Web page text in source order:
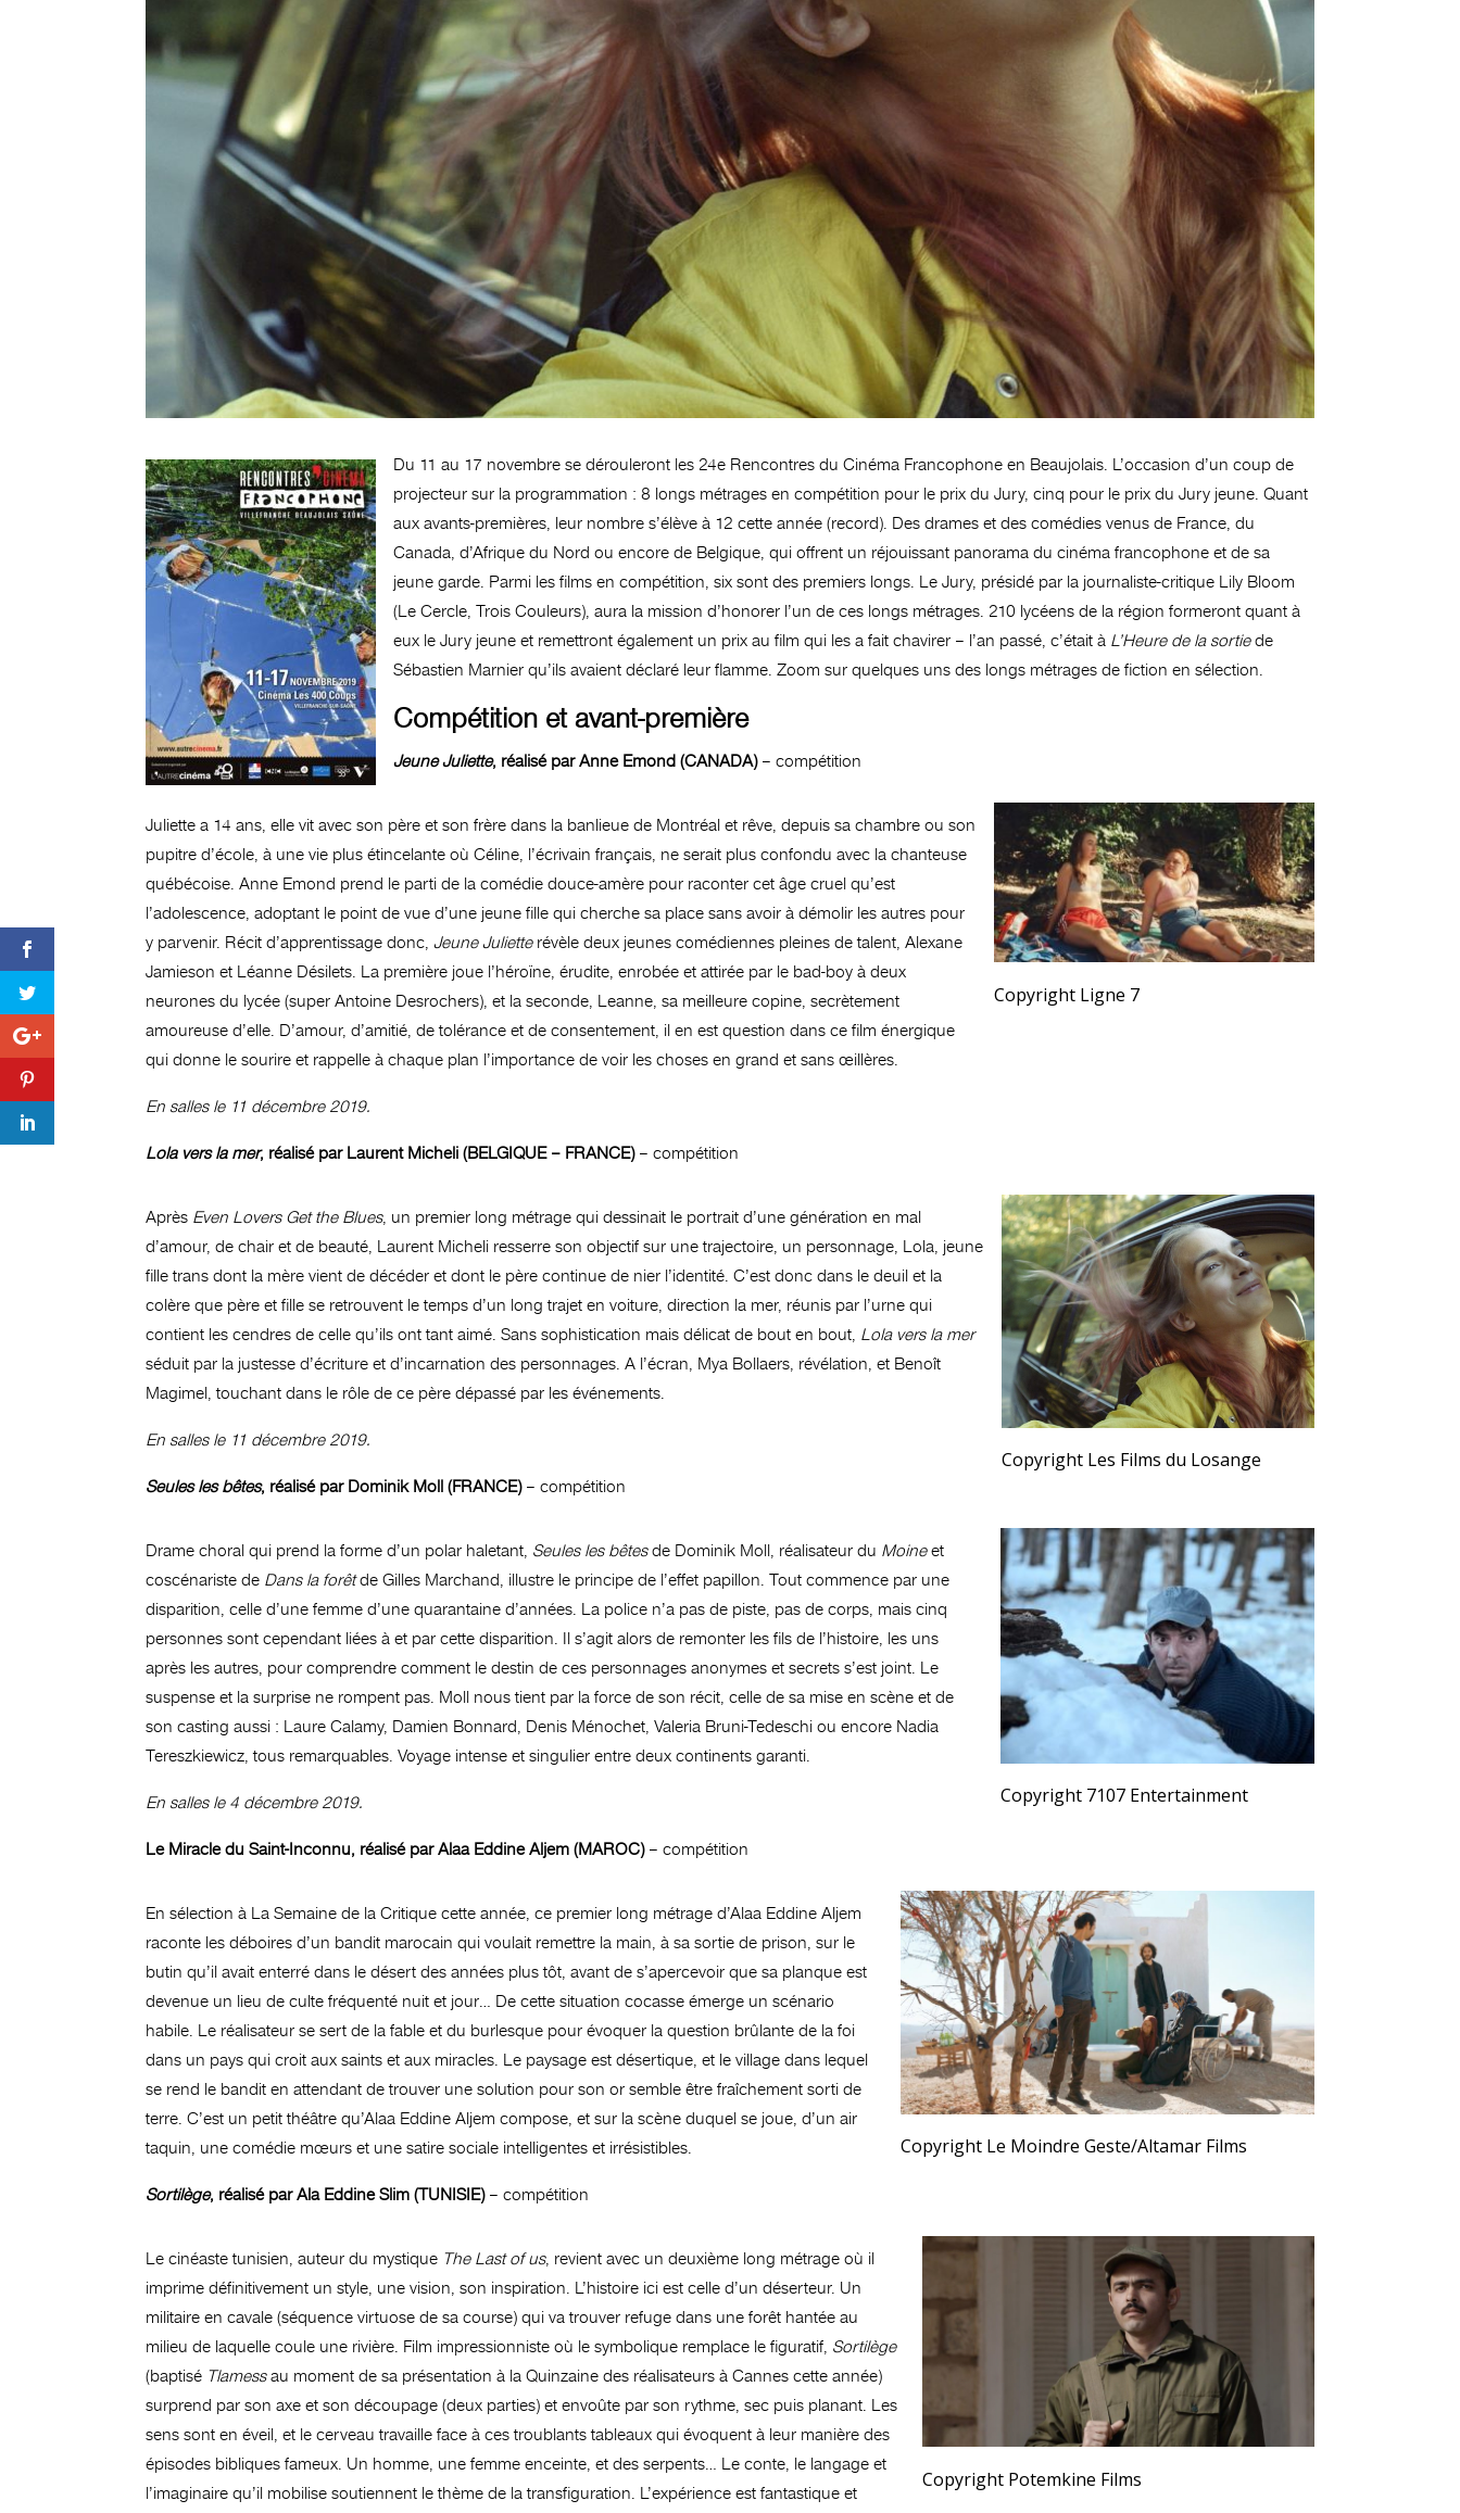
Du 11 au 17 novembre se dérouleront les 24e Rencontres du Cinéma Francophone en Beaujolais. L’occasion d’un coup de
projecteur sur la programmation : 8 longs métrages en compétition pour le prix du Jury, cinq pour le prix du Jury jeune. Quant
aux avants-premières, leur nombre s’élève à 12 cette année (record). Des drames et des comédies venus de France, du
Canada, d’Afrique du Nord ou encore de Belgique, qui offrent un réjouissant panorama du cinéma francophone et de sa
jeune garde. Parmi les films en compétition, six sont des premiers longs. Le Jury, présidé par la journaliste-critique Lily Bloom
(Le Cercle, Trois Couleurs), aura la mission d’honorer l’un de ces longs métrages. 210 lycéens de la région formeront quant à
eux le Jury jeune et remettront également un prix au film qui les a fait chavirer – l’an passé, c’était à L’Heure de la sortiede
Sébastien Marnier qu’ils avaient déclaré leur flamme. Zoom sur quelques uns des longs métrages de fiction en sélection.
Compétition et avant-première
Jeune Juliette, réalisé par Anne Emond (CANADA) – compétition
Copyright Ligne 7
Juliette a 14 ans, elle vit avec son père et son frère dans la banlieue de Montréal et rêve, depuis sa chambre ou son
pupitre d’école, à une vie plus étincelante où Céline, l’écrivain français, ne serait plus confondu avec la chanteuse
québécoise. Anne Emond prend le parti de la comédie douce-amère pour raconter cet âge cruel qu’est
l’adolescence, adoptant le point de vue d’une jeune fille qui cherche sa place sans avoir à démolir les autres pour
y parvenir. Récit d’apprentissage donc,Jeune Juliette révèle deux jeunes comédiennes pleines de talent, Alexane
Jamieson et Léanne Désilets. La première joue l’héroïne, érudite, enrobée et attirée par le bad-boy à deux
neurones du lycée (super Antoine Desrochers), et la seconde, Leanne, sa meilleure copine, secrètement
amoureuse d’elle. D’amour, d’amitié, de tolérance et de consentement, il en est question dans ce film énergique
qui donne le sourire et rappelle à chaque plan l’importance de voir les choses en grand et sans œillères.
En salles le 11 décembre 2019.
Lola vers la mer, réalisé par Laurent Micheli (BELGIQUE – FRANCE)– compétition
Copyright Les Films du Losange
Après Even Lovers Get the Blues, un premier long métrage qui dessinait le portrait d’une génération en mal
d’amour, de chair et de beauté, Laurent Micheli resserre son objectif sur une trajectoire, un personnage, Lola, jeune
fille trans dont la mère vient de décéder et dont le père continue de nier l’identité. C’est donc dans le deuil et la
colère que père et fille se retrouvent le temps d’un long trajet en voiture, direction la mer, réunis par l’urne qui
contient les cendres de celle qu’ils ont tant aimé. Sans sophistication mais délicat de bout en bout, Lola vers la mer
séduit par la justesse d’écriture et d’incarnation des personnages. A l’écran, Mya Bollaers, révélation, et Benoît
Magimel, touchant dans le rôle de ce père dépassé par les événements.
En salles le 11 décembre 2019.
Seules les bêtes, réalisé par Dominik Moll (FRANCE)– compétition
Copyright 7107 Entertainment
Drame choral qui prend la forme d’un polar haletant, Seules les bêtesde Dominik Moll, réalisateur du Moineet
coscénariste de Dans la forêtde Gilles Marchand, illustre le principe de l’effet papillon. Tout commence par une
disparition, celle d’une femme d’une quarantaine d’années. La police n’a pas de piste, pas de corps, mais cinq
personnes sont cependant liées à et par cette disparition. Il s’agit alors de remonter les fils de l’histoire, les uns
après les autres, pour comprendre comment le destin de ces personnages anonymes et secrets s’est joint. Le
suspense et la surprise ne rompent pas. Moll nous tient par la force de son récit, celle de sa mise en scène et de
son casting aussi : Laure Calamy, Damien Bonnard, Denis Ménochet, Valeria Bruni-Tedeschi ou encore Nadia
Tereszkiewicz, tous remarquables. Voyage intense et singulier entre deux continents garanti.
En salles le 4 décembre 2019.
Le Miracle du Saint-Inconnu, réalisé par Alaa Eddine Aljem (MAROC)– compétition
Copyright Le Moindre Geste/Altamar Films
En sélection à La Semaine de la Critique cette année, ce premier long métrage d’Alaa Eddine Aljem
raconte les déboires d’un bandit marocain qui voulait remettre la main, à sa sortie de prison, sur le
butin qu’il avait enterré dans le désert des années plus tôt, avant de s’apercevoir que sa planque est
devenue un lieu de culte fréquenté nuit et jour… De cette situation cocasse émerge un scénario
habile. Le réalisateur se sert de la fable et du burlesque pour évoquer la question brûlante de la foi
dans un pays qui croit aux saints et aux miracles. Le paysage est désertique, et le village dans lequel
se rend le bandit en attendant de trouver une solution pour son or semble être fraîchement sorti de
terre. C’est un petit théâtre qu’Alaa Eddine Aljem compose, et sur la scène duquel se joue, d’un air
taquin, une comédie mœurs et une satire sociale intelligentes et irrésistibles.
Sortilège, réalisé par Ala Eddine Slim (TUNISIE)– compétition
Copyright Potemkine Films
Le cinéaste tunisien, auteur du mystique The Last of us, revient avec un deuxième long métrage où il
imprime définitivement un style, une vision, son inspiration. L’histoire ici est celle d’un déserteur. Un
militaire en cavale (séquence virtuose de sa course) qui va trouver refuge dans une forêt hantée au
milieu de laquelle coule une rivière. Film impressionniste où le symbolique remplace le figuratif, Sortilège
(baptisé Tlamessau moment de sa présentation à la Quinzaine des réalisateurs à Cannes cette année)
surprend par son axe et son découpage (deux parties) et envoûte par son rythme, sec puis planant. Les
sens sont en éveil, et le cerveau travaille face à ces troublants tableaux qui évoquent à leur manière des
épisodes bibliques fameux. Un homme, une femme enceinte, et des serpents… Le conte, le langage et
l’imaginaire qu’il mobilise soutiennent le thème de la transfiguration. L’expérience est fantastique et